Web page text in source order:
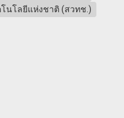
นโลยีแห่งชาติ (สวทช.)